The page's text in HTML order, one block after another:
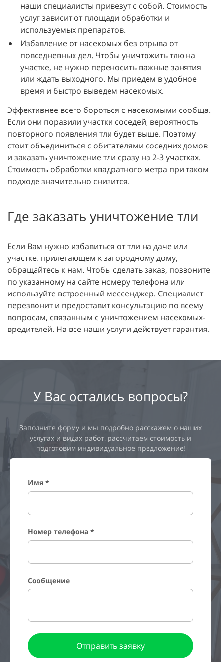
наши специалисты привезут с собой. Стоимость
услуг зависит от площади обработки и
используемых препаратов.
Избавление от насекомых без отрыва от
повседневных дел. Чтобы уничтожить тлю на
участке, не нужно переносить важные занятия
или ждать выходного. Мы приедем в удобное
время и быстро выведем насекомых.
Эффективнее всего бороться с насекомыми сообща.
Если они поразили участки соседей, вероятность
повторного появления тли будет выше. Поэтому
стоит объединиться с обитателями соседних домов
и заказать уничтожение тли сразу на 2-3 участках.
Стоимость обработки квадратного метра при таком
подходе значительно снизится.
Где заказать уничтожение тли
Если Вам нужно избавиться от тли на даче или
участке, прилегающем к загородному дому,
обращайтесь к нам. Чтобы сделать заказ, позвоните
по указанному на сайте номеру телефона или
используйте встроенный мессенджер. Специалист
перезвонит и предоставит консультацию по всему
вопросам, связанным с уничтожением насекомых-
вредителей. На все наши услуги действует гарантия.
У Вас остались вопросы?
Заполните форму и мы подробно расскажем о наших
услугах и видах работ, рассчитаем стоимость и
подготовим индивидуальное предложение!
Имя *
Номер телефона *
Сообщение
Отправить заявку